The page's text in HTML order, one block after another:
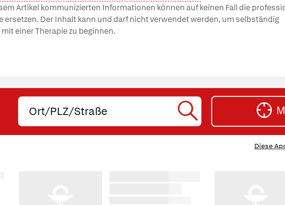
Artikel kommunizierten Informationen können auf keinen Fall die
ersetzen. Der Inhalt kann und darf nicht verwendet werden, um selbständig
einer Therapie zu beginnen.
Ort,
oder
SUCHE
Diese